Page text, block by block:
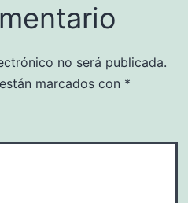
no será publicada.
marcados con *